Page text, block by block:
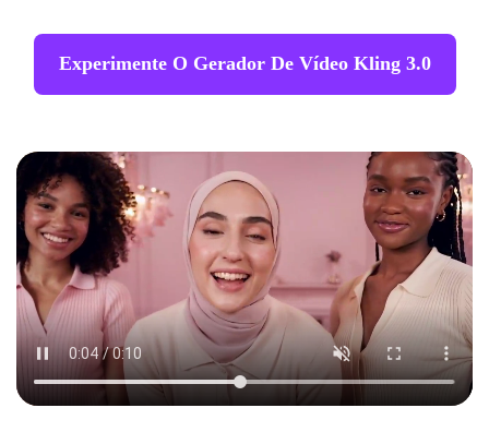
Experimente O Gerador De Vídeo Kling 3.0